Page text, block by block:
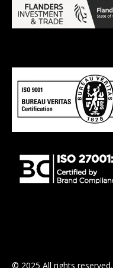
© 2025 All rights reserved.